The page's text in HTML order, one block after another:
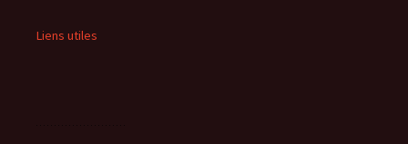
Liens utiles